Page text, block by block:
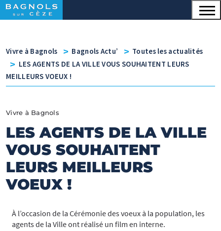
Panneau de gestion des cookies
Menu principal
Contenu
Vivre à Bagnols v Bagnols Actu’ v Toutes les actualités
v LES AGENTS DE LA VILLE VOUS SOUHAITENT LEURS
MEILLEURS VOEUX !
Vivre à Bagnols
LES AGENTS DE LA VILLE
VOUS SOUHAITENT
LEURS MEILLEURS
VOEUX !
À l’occasion de la Cérémonie des voeux à la population, les
agents de la Ville ont réalisé un film en interne.